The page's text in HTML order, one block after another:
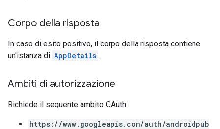
Corpo della risposta
In caso di esito positivo, il corpo della risposta contiene
un'istanza di AppDetails .
Ambiti di autorizzazione
Richiede il seguente ambito OAuth:
https://www.googleapis.com/auth/androidpub